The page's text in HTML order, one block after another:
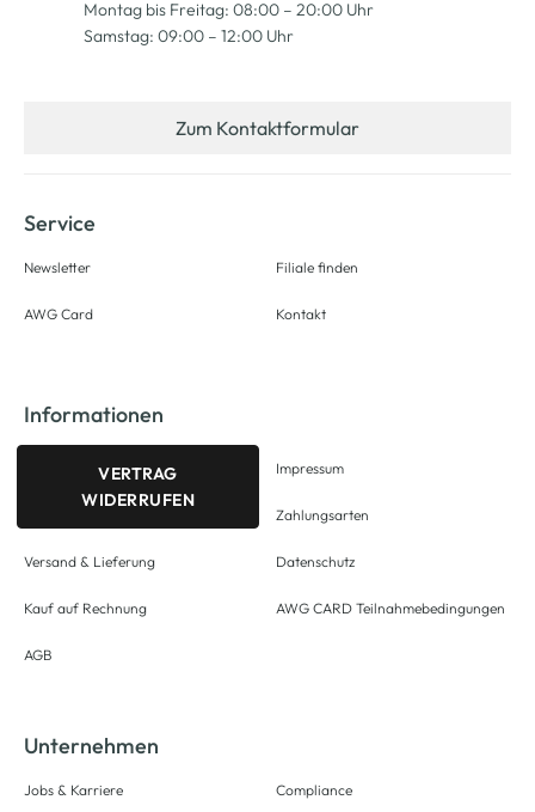
Montag bis Freitag: 08:00 – 20:00 Uhr
Samstag: 09:00 – 12:00 Uhr
Zum Kontaktformular
Service
Newsletter
AWG Card
Filiale finden
Kontakt
Informationen
VERTRAG
WIDERRUFEN
Versand & Lieferung
Kauf auf Rechnung
AGB
Impressum
Zahlungsarten
Datenschutz
AWG CARD Teilnahmebedingungen
Unternehmen
Jobs & Karriere Compliance